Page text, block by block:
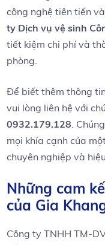
công nghệ tiên tiến
ty​ Dịch ‍vụ vệ sinh
tiết kiệm⁣ chi phí ⁤và
phòng.
Để ​biết ‌thêm thông
vui lòng liên hệ với⁣
0932.179.128 .
mọi ⁤khía cạnh của
chuyên nghiệp và
Những cam
của Gia
Công ty TNHH TM-